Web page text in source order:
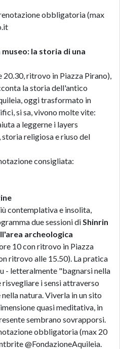
obbligatoria (max
la storia di una
20.30, ritrovo in Piazza Pirano),
la storia dell'antico
oggi trasformato in
si sa, vivono molte vite:
a leggerne i layers
religiosa e riuso del
consigliata:
contemplativa e insolita,
due sessioni diShinrin
archeologica
10 con ritrovo in Piazza
ritrovo alle 15.50). La pratica
- letteralmente "bagnarsi nella
i sensi attraverso
natura. Viverla in un sito
quasi meditativa, in
sembrano sovrapporsi.
obbligatoria (max 20
@FondazioneAquileia.